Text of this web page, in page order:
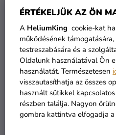
ÉRTÉKELJÜK AZ ÖN
A HeliumKing cookie-kat
működésének
testreszabására és a
Oldalunk használatával Ön
használatát. Természetesen
visszautasíthatja az összes
használt sütikkel
részben találja. Nagyon
gombra kattintva elfogadja a
BŐVEBBEN